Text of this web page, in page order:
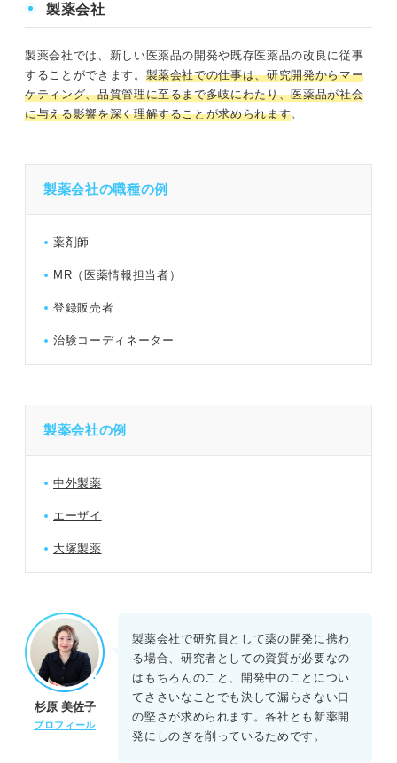
製薬会社
製薬会社では、新しい医薬品の開発や既存医薬品の改良に従事
することができます。 製薬会社での仕事は、研究開発からマー
ケティング、品質管理に至るまで多岐にわたり、医薬品が社会
に与える影響を深く理解することが求められます。
製薬会社の職種の例
薬剤師
MR（医薬情報担当者）
登録販売者
治験コーディネーター
製薬会社の例
中外製薬
エーザイ
大塚製薬
杉原 美佐子
プロフィール
製薬会社で研究員として薬の開発に携わ
る場合、研究者としての資質が必要なの
はもちろんのこと、開発中のことについ
てささいなことでも決して漏らさない口
の堅さが求められます。各社とも新薬開
発にしのぎを削っているためです。